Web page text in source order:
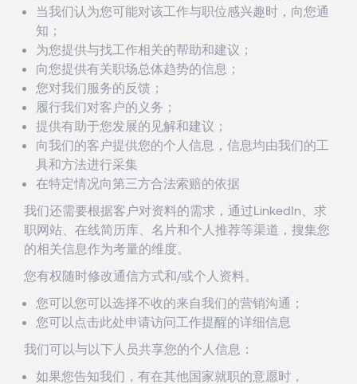
当我们认为您可能对该工作与职位感兴趣时，向您通
知；
为您提供与找工作相关的帮助和建议；
向您提供有关职场总体趋势的信息；
您对我们服务的反馈；
履行我们对客户的义务；
提供有助于您发展的见解和建议；
向我们的客户提供您的个人信息，信息均由我们的工
具和方法进行采集
在特定情况向第三方合法索赔的依据
我们还需要根据客户对资料的需求，通过LinkedIn、求
职网站、在线简历库、名片和个人推荐等渠道，搜集您
的相关信息作为考量的维度。
您有权随时修改通信方式和/或个人资料。
您可以您可以选择不收的来自我们的营销沟通；
您可以 点击此处申请访问工作提醒的详细信息
我们可以与以下人员共享您的个人信息：
如果您告知我们，有在其他国家就职的意愿时，